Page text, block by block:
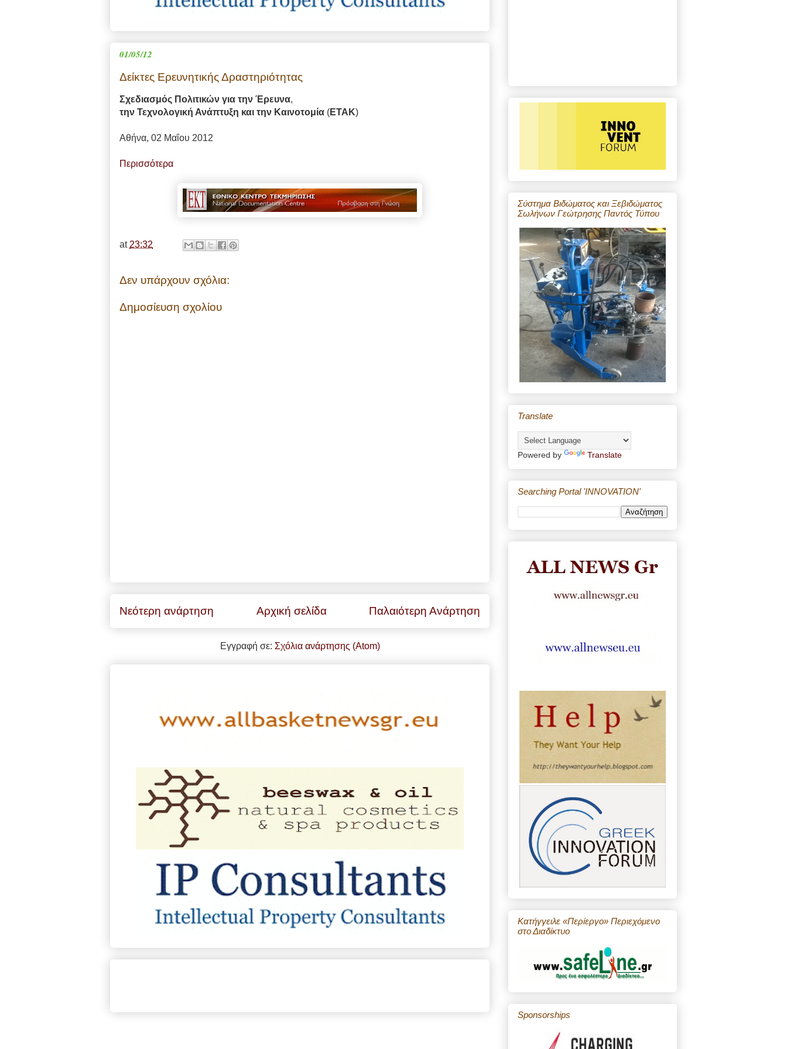
01/05/12
Δείκτες Ερευνητικής Δραστηριότητας
Σχεδιασμός Πολιτικών για την Έρευνα,
την Τεχνολογική Ανάπτυξη και την Καινοτομία (ΕΤΑΚ)
Αθήνα, 02 Μαΐου 2012
Περισσότερα
at 23:32
Δεν υπάρχουν σχόλια:
Δημοσίευση σχολίου
Νεότερη ανάρτηση Παλαιότερη Ανάρτηση
Αρχική σελίδα
Εγγραφή σε: Σχόλια ανάρτησης (Atom)
Σύστημα Βιδώματος και Ξεβιδώματος
Σωλήνων Γεώτρησης Παντός Τύπου
Translate
Powered by Translate
Searching Portal 'INNOVATION'
Κατήγγειλε «Περίεργο» Περιεχόμενο
στο Διαδίκτυο
Sponsorships